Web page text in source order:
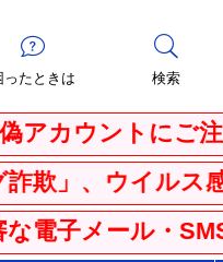
ったときは 検索
トにご注意くだ
ルス感染を騙る
・SMS（ショー